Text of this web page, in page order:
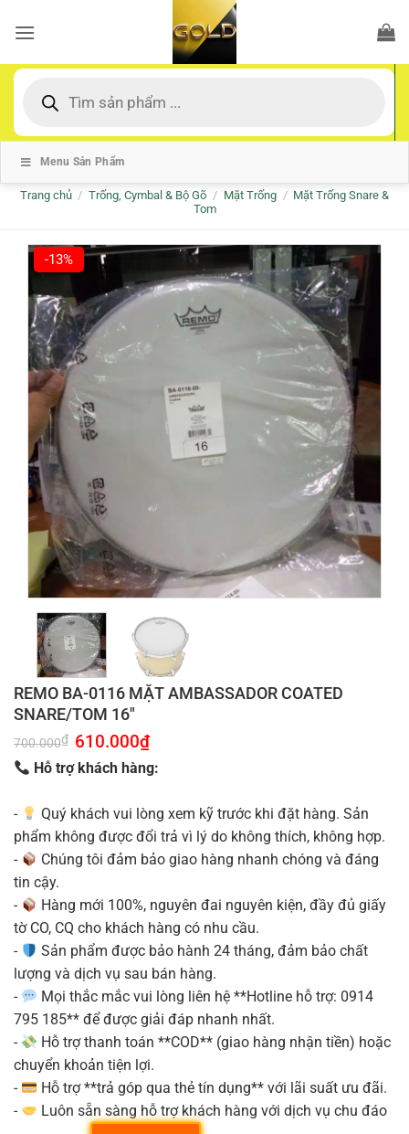
qua
dung
kiếm
Menu Sản Phẩm
Trang chủ / Trống, Cymbal & Bộ Gõ / Mặt Trống / Mặt Trống Snare &
Tom
-13%
REMO BA-0116 MẶT AMBASSADOR COATED
SNARE/TOM 16″
700.000₫ Giá
gốc
là:
700.000₫.
610.000₫Giá
tại
là:
Hỗ trợ khách hàng:
-
Quý khách vui lòng xem kỹ trước khi đặt hàng. Sản
phẩm không được đổi trả vì lý do không thích, không hợp.
-
Chúng tôi đảm bảo giao hàng nhanh chóng và đáng
tin cậy.
-
Hàng mới 100%, nguyên đai nguyên kiện, đầy đủ giấy
tờ CO, CQ cho khách hàng có nhu cầu.
-
Sản phẩm được bảo hành 24 tháng, đảm bảo chất
lượng và dịch vụ sau bán hàng.
-
Mọi thắc mắc vui lòng liên hệ **Hotline hỗ trợ: 0914
795 185** để được giải đáp nhanh nhất.
-
Hỗ trợ thanh toán **COD** (giao hàng nhận tiền) hoặc
chuyển khoản tiện lợi.
-
Hỗ trợ **trả góp qua thẻ tín dụng** với lãi suất ưu đãi.
-
Luôn sẵn sàng hỗ trợ khách hàng với dịch vụ chu đáo